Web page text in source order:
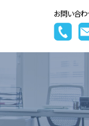
お問い合